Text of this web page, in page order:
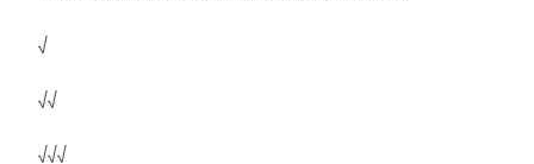
√
√√
√√√